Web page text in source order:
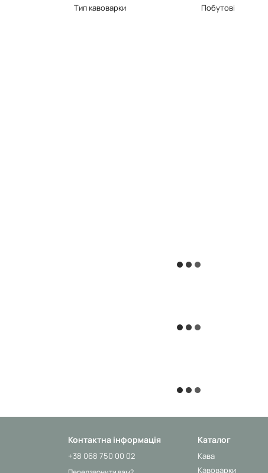
Тип кавоварки
Побутові
Контактна інформація
+38 068 750 00 02
Каталог
Кава
Кавоварки